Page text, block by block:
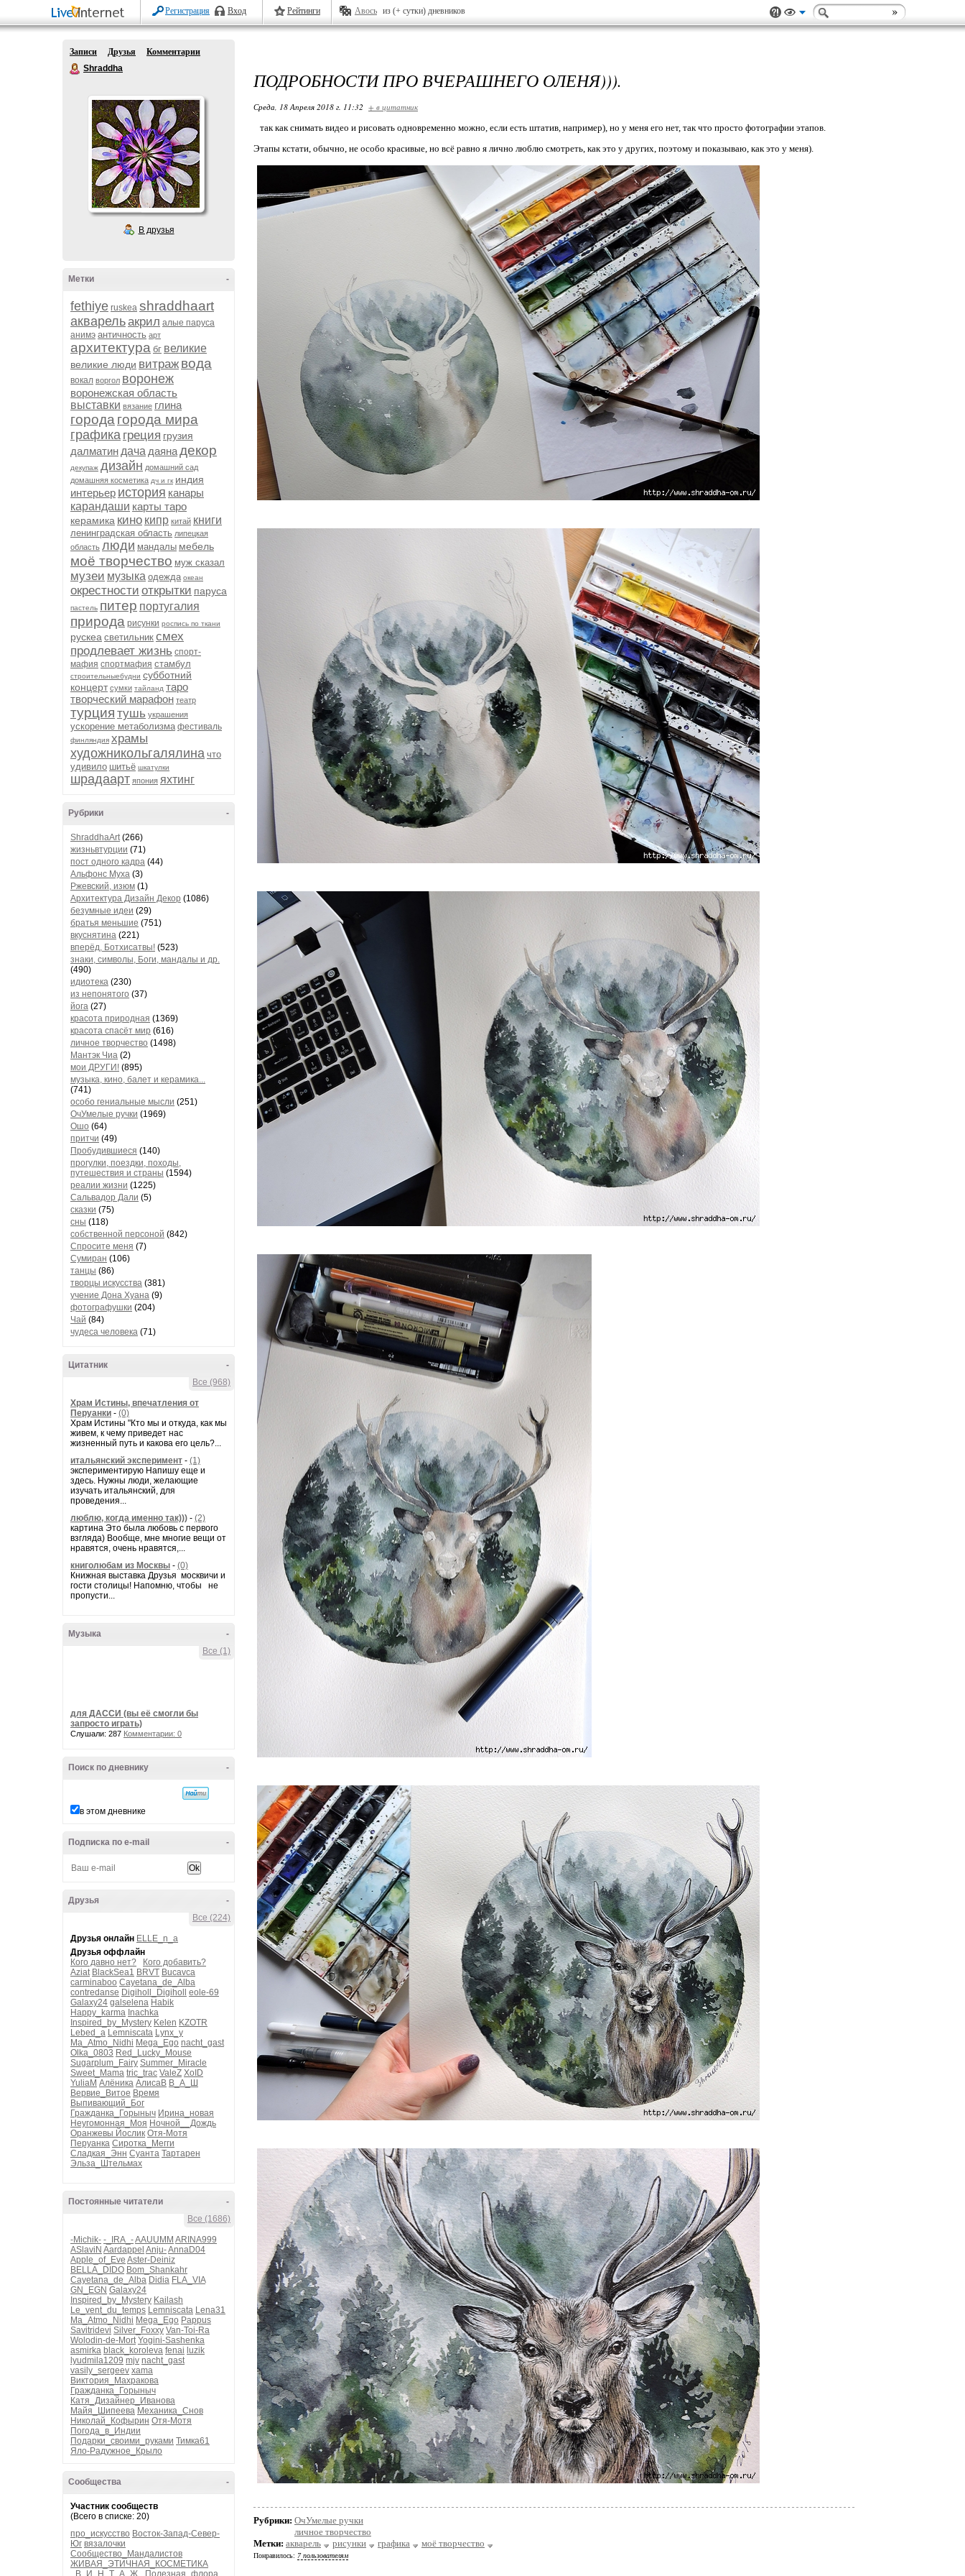
Регистрация Вход Рейтинги Авось из (+ сутки) дневников
Записи Друзья
Комментарии
Shraddha
В друзья
-
Метки
fethiye ruskea shraddhaart
акварельакрил алые паруса
анимэ античность арт
архитектура бг великие
великие люди витраж вода
вокал воргол воронеж
воронежская область
выставки вязание глина
города города мира
графика греция грузия
далматин дача даянадекор
декупаж дизайн домашний сад
домашняя косметика дч и гк индия
интерьер история канары
карандаши карты таро
керамика кино кипр китай книги
ленинградская область липецкая
область люди мандалы мебель
моё творчество муж сказал
музеи музыка одежда океан
окрестности открытки паруса
пастель питер португалия
природа рисунки роспись по ткани
рускеа светильник смех
продлевает жизнь спорт-
мафия спортмафия стамбул
строительныебудни субботний
концерт сумки тайланд таро
творческий марафон театр
турция тушь украшения
ускорение метаболизма фестиваль
финляндия храмы
художникольгалялина что
удивило шитьё шкатулки
шрадаарт япония яхтинг
-
Рубрики
ShraddhaArt(266)
жизньвтурции (71)
пост одного кадра (44)
Альфонс Муха (3)
Ржевский, изюм (1)
Архитектура Дизайн Декор (1086)
безумные идеи (29)
братья меньшие (751)
вкуснятина (221)
вперёд, Ботхисатвы! (523)
знаки, символы, Боги, мандалы и др.
(490)
идиотека (230)
из непонятого (37)
йога (27)
красота природная (1369)
красота спасёт мир (616)
личное творчество (1498)
Мантэк Чиа (2)
мои ДРУГИ! (895)
музыка, кино, балет и керамика...
(741)
особо гениальные мысли (251)
ОчУмелые ручки (1969)
Ошо (64)
притчи (49)
Пробудившиеся (140)
прогулки, поездки, походы,
путешествия и страны (1594)
реалии жизни (1225)
Сальвадор Дали (5)
сказки (75)
сны (118)
собственной персоной (842)
Спросите меня (7)
Сумиран (106)
танцы (86)
творцы искусства (381)
учение Дона Хуана (9)
фотографушки (204)
Чай (84)
чудеса человека (71)
-
Цитатник
Все (968)
Храм Истины, впечатления от
Перуанки - (0)
Храм Истины "Кто мы и откуда, как мы
живем, к чему приведет нас
жизненный путь и какова его цель?...
итальянский эксперимент - (1)
экспериментирую Напишу еще и
здесь. Нужны люди, желающие
изучать итальянский, для
проведения...
люблю, когда именно так))) - (2)
картина Это была любовь с первого
взгляда) Вообще, мне многие вещи от
нравятся, очень нравятся,...
книголюбам из Москвы - (0)
Книжная выставка Друзья москвичи и
гости столицы! Напомню, чтобы не
пропусти...
-
Музыка
Все (1)
для ДАССИ (вы её смогли бы
запросто играть)
Слушали: 287 Комментарии: 0
-
Поиск по дневнику
в этом дневнике
-
Подписка по e-mail
-
Друзья
Все (224)
Друзья онлайн ELLE_n_a
Друзья оффлайн
Кого давно нет?
Кого добавить?
Aziat BlackSea1 BRVT Bucavca
carminaboo Cayetana_de_Alba
contredanse Digiholl_Digiholl
eole-69
Galaxy24 galselena Habik
Happy_karma Inachka
Inspired_by_Mystery Kelen KZOTR
Lebed_a Lemniscata Lynx_y
Ma_Atmo_Nidhi Mega_Ego nacht_gast
Olka_0803 Red_Lucky_Mouse
Sugarplum_Fairy Summer_Miracle
Sweet_Mama tric_trac ValeZ XoID
YuliaM Алёника АлисаВ В_А_Ш
Вервие_Витое Время
Выпивающий_Бог
Гражданка_Горыныч Ирина_новая
Неугомонная_Моя Ночной__Дождь
Оранжевы Йослик Отя-Мотя
Перуанка Сиротка_Мегги
Сладкая_Энн Суанта Тартарен
Эльза_Штельмах
-
Постоянные читатели
Все (1686)
-Michik- -_IRA_-AAUUMM ARINA999
ASlaviN Aardappel Anju-AnnaD04
Apple_of_Eve Aster-Deiniz
BELLA_DIDO Bom_Shankahr
Cayetana_de_Alba Didia FLA_VIA
GN_EGN Galaxy24
Inspired_by_Mystery Kailash
Le_vent_du_temps Lemniscata Lena31
Ma_Atmo_Nidhi Mega_Ego Pappus
Savitridevi Silver_Foxxy Van-Toi-Ra
Wolodin-de-Mort Yogini-Sashenka
asmirka black_koroleva fenai luzik
lyudmila1209 mjv nacht_gast
vasily_sergeev xama
Виктория_Махракова
Гражданка_Горыныч
Катя_Дизайнер_Иванова
Майя_Шипеева Механика_Снов
Николай_Кофырин Отя-Мотя
Погода_в_Индии
Подарки_своими_руками Тимка61
Яло-Радужное_Крыло
-
Сообщества
Участник сообществ
(Всего в списке: 20)
про_искусство Восток-Запад-Север-
Юг вязалочки
Сообщество_Мандалистов
ЖИВАЯ_ЭТИЧНАЯ_КОСМЕТИКА
_В_И_Н_Т_А_Ж_
Полезная_флора
ПОДРОБНОСТИ ПРО ВЧЕРАШНЕГО ОЛЕНЯ))).
Среда, 18 Апреля 2018 г. 11:32 + в цитатник
так как снимать видео и рисовать одновременно можно, если есть штатив, например), но у меня его нет, так что просто фотографии этапов.
Этапы кстати, обычно, не особо красивые, но всё равно я лично люблю смотреть, как это у других, поэтому и показываю, как это у меня).
Рубрики: ОчУмелые ручки
личное творчество
Метки: акварель рисунки графика моё творчество
Понравилось: 7 пользователям